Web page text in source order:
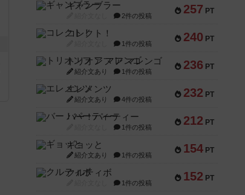
257 PT
ギャンブラー
2件の投稿
240 PT
コレクト！
1件の投稿
236 PT
トリオンフ ア マレンゴ
紹介文あり 1件の投稿
232 PT
エレメンツ
紹介文あり 4件の投稿
212 PT
バー！パーティー
1件の投稿
154 PT
ギョッと
紹介文あり 1件の投稿
152 PT
クルティボ
1件の投稿